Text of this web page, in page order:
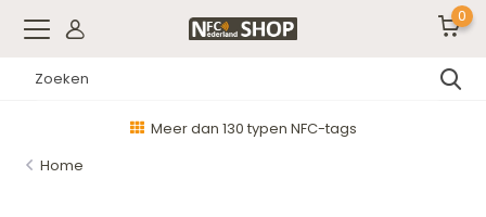
0
Meer dan 130 typen NFC-tags
Home